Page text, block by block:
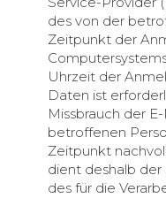
des von der
Zeitpunkt der
Uhrzeit der
Daten ist
Missbrauch der
betroffenen
Zeitpunkt
dient deshalb
des für die